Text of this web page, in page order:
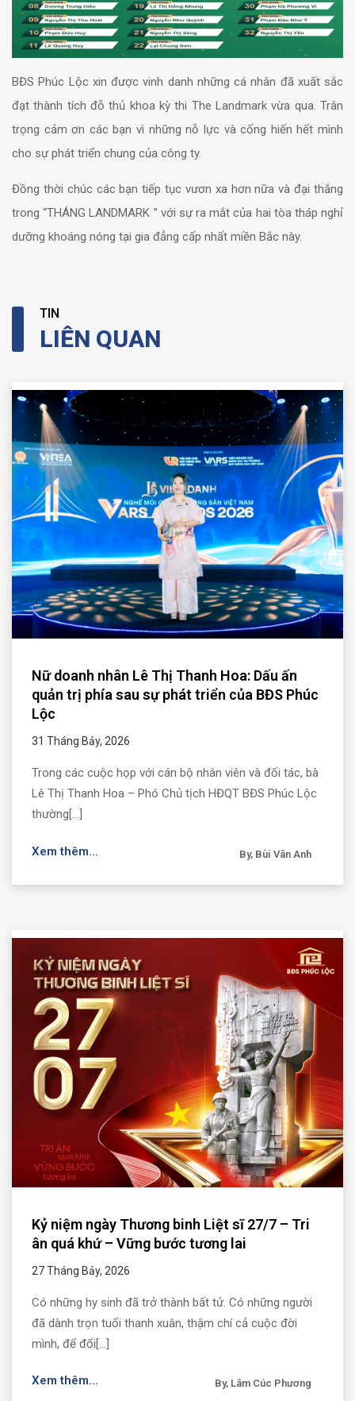
BĐS Phúc Lộc xin được vinh danh những cá nhân đã xuất sắc
đạt thành tích đỗ thủ khoa kỳ thi The Landmark vừa qua. Trân
trọng cảm ơn các bạn vì những nỗ lực và cống hiến hết mình
cho sự phát triển chung của công ty.
Đồng thời chúc các bạn tiếp tục vươn xa hơn nữa và đại thắng
trong “THÁNG LANDMARK ” với sự ra mắt của hai tòa tháp nghỉ
dưỡng khoáng nóng tại gia đẳng cấp nhất miền Bắc này.
TIN
LIÊN QUAN
Nữ doanh nhân Lê Thị Thanh Hoa: Dấu ấn
quản trị phía sau sự phát triển của BĐS Phúc
Lộc
31 Tháng Bảy, 2026
Trong các cuộc họp với cán bộ nhân viên và đối tác, bà
Lê Thị Thanh Hoa – Phó Chủ tịch HĐQT BĐS Phúc Lộc
thường[...]
Xem thêm... By, Bùi Vân Anh
Kỷ niệm ngày Thương binh Liệt sĩ 27/7 – Tri
ân quá khứ – Vững bước tương lai
27 Tháng Bảy, 2026
Có những hy sinh đã trở thành bất tử. Có những người
đã dành trọn tuổi thanh xuân, thậm chí cả cuộc đời
mình, để đổi[...]
Xem thêm... By, Lâm Cúc Phương